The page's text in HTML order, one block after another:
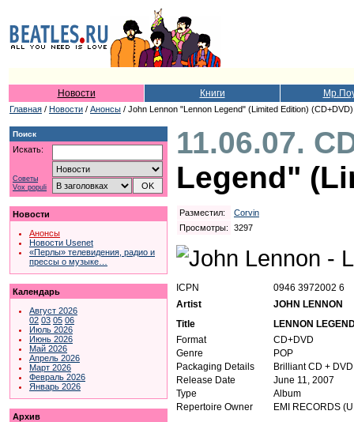
Новости Книги
Главная / Новости / Анонсы / John Lennon "Lennon Legend" (Limited Edition) (CD+DVD)
Поиск
Искать:
Советы
Vox populi
Новости
Анонсы
Новости Usenet
«Перлы» телевидения, радио и
прессы о музыке…
Календарь
Август 2026
02 03 05 06
Июль 2026
Июнь 2026
Май 2026
Апрель 2026
Март 2026
Февраль 2026
Январь 2026
Архив
11.06.07.
Legend"
Разместил:
Corvin
Просмотры:
3297
ICPN
0946 3972002 6
Artist
JOHN LENNON
Title
LENNON
Format
CD+DVD
Genre
POP
Packaging Details
Brilliant CD + DVD
Release Date
June 11, 2007
Type
Album
Repertoire Owner
EMI RECORDS